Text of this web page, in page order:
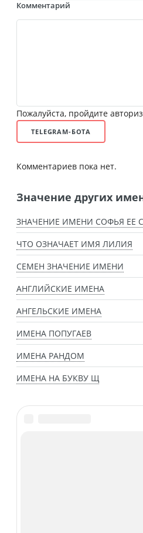
Комментарий
Пожалуйста, пройдите
TELEGRAM-БОТА
Комментариев пока нет.
Значение других
ЗНАЧЕНИЕ ИМЕНИ СОФЬЯ ЕЕ
ЧТО ОЗНАЧАЕТ ИМЯ ЛИЛИЯ
СЕМЕН ЗНАЧЕНИЕ ИМЕНИ
АНГЛИЙСКИЕ ИМЕНА
АНГЕЛЬСКИЕ ИМЕНА
ИМЕНА ПОПУГАЕВ
ИМЕНА РАНДОМ
ИМЕНА НА БУКВУ Щ